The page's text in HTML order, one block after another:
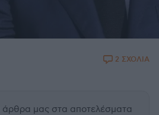
2 ΣΧΟΛΙΑ
άρθρα μας στα αποτελέσματα